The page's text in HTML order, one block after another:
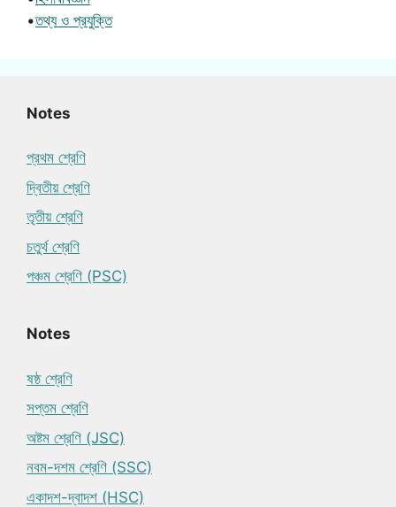
•তথ্য ও প্রযুক্তি
Notes
প্রথম শ্রেণি
দ্বিতীয় শ্রেণি
তৃতীয় শ্রেণি
চতুর্থ শ্রেণি
পঞ্চম শ্রেণি (PSC)
Notes
ষষ্ঠ শ্রেণি
সপ্তম শ্রেণি
অষ্টম শ্রেণি (JSC)
নবম-দশম শ্রেণি (SSC)
একাদশ-দ্বাদশ (HSC)